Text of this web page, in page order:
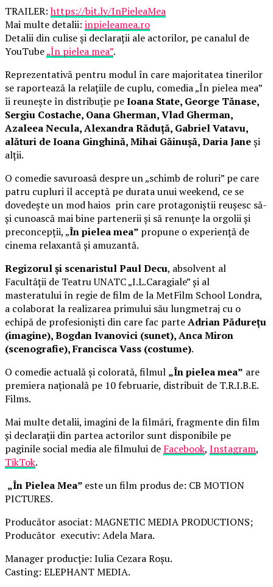
TRAILER:https://bit.ly/InPieleaMea
Mai multe detalii: inpieleamea.ro
Detalii din culise și declarații ale actorilor, pe canalul de
YouTube„În pielea mea”.
Reprezentativă pentru modul în care majoritatea tinerilor
se raportează la relațiile de cuplu, comedia „În pielea mea”
îi reunește în distribuție peIoana State, George Tănase,
Sergiu Costache, Oana Gherman, Vlad Gherman,
Azaleea Necula, Alexandra Răduță, Gabriel Vatavu,
alături de Ioana Ginghină, Mihai Găinușă, Daria Janeși
alții.
O comedie savuroasă despre un „schimb de roluri” pe care
patru cupluri îl acceptă pe durata unui weekend, ce se
dovedește un mod haios prin care protagoniștii reușesc să-
și cunoască mai bine partenerii și să renunțe la orgolii și
preconcepții, „În pielea mea” propune o experiență de
cinema relaxantă și amuzantă.
Regizorul și scenaristul Paul Decu, absolvent al
Facultății de Teatru UNATC „I.L.Caragiale” și al
masteratului în regie de film de la MetFilm School Londra,
a colaborat la realizarea primului său lungmetraj cu o
echipă de profesioniști din care fac parteAdrian Pădurețu
(imagine), Bogdan Ivanovici (sunet), Anca Miron
(scenografie), Francisca Vass (costume).
O comedie actuală și colorată, filmul „În pielea mea” are
premiera națională pe 10 februarie, distribuit de T.R.I.B.E.
Films.
Mai multe detalii, imagini de la filmări, fragmente din film
și declarații din partea actorilor sunt disponibile pe
paginile social media ale filmului de Facebook, Instagram,
TikTok.
„În Pielea Mea” este un film produs de: CB MOTION
PICTURES.
Producător asociat: MAGNETIC MEDIA PRODUCTIONS;
Producător executiv: Adela Mara.
Manager producție: Iulia Cezara Roșu.
Casting: ELEPHANT MEDIA.